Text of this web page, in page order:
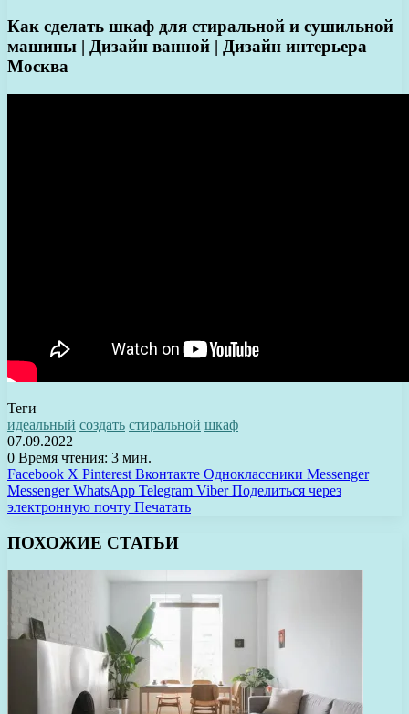
Как сделать шкаф для стиральной и сушильной
машины | Дизайн ванной | Дизайн интерьера
Москва
Теги
идеальный создать стиральной шкаф
07.09.2022
0 Время чтения: 3 мин.
Facebook X Pinterest Вконтакте Одноклассники Messenger
Messenger WhatsApp Telegram Viber Поделиться через
электронную почту Печатать
ПОХОЖИЕ СТАТЬИ